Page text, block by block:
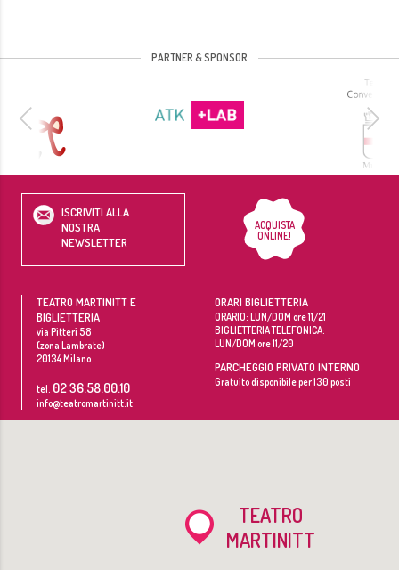
PARTNER & SPONSOR
ISCRIVITI ALLA
NOSTRA
NEWSLETTER
ACQUISTA
ONLINE!
TEATRO MARTINITT E
BIGLIETTERIA
via Pitteri 58
(zona Lambrate)
20134Milano
tel. 02 36.58.00.10
info@teatromartinitt.it
ORARI BIGLIETTERIA
ORARIO: LUN/DOM ore 11/21
BIGLIETTERIA TELEFONICA:
LUN/DOM ore 11/20
PARCHEGGIO PRIVATO INTERNO
Gratuito disponibile per 130 posti
TEATRO
MARTINITT